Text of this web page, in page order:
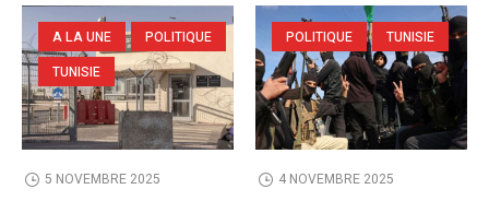
A LA UNE
POLITIQUE
TUNISIE
5 NOVEMBRE 2025
POLITIQUE TUNISIE
4 NOVEMBRE 2025